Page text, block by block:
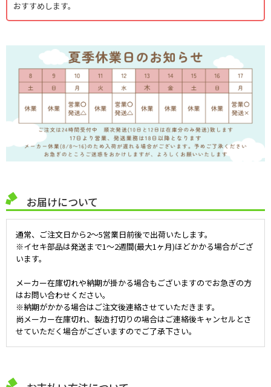
おすすめします。
お届けについて
通常、ご注文日から2～5営業日前後で出荷いたします。
※イセキ部品は発送まで1～2週間(最大1ヶ月)ほどかかる場合がござ
います。
メーカー在庫切れや納期が掛かる場合もございますのでお急ぎの方
はお問い合わせください。
※納期がかかる場合はご注文後連絡させていただきます。
尚メーカー在庫切れ、製造打切りの場合はご連絡後キャンセルとさ
せていただく場合がございますのでご了承下さい。